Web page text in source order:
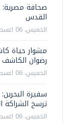
صحافة
القدس
الخميس، 06 اغسطس 2026 06:03 ص
مشوار حياة
رضوان
الخميس، 06 اغسطس 2026 04:13 ص
سفيرة
ترسخ الشراكة
الخميس، 06 اغسطس 2026 02:55 ص